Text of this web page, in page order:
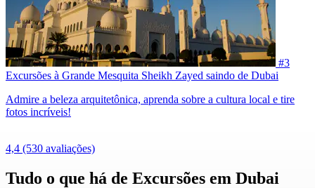
#3
Excursões à Grande Mesquita Sheikh Zayed saindo de Dubai
Admire a beleza arquitetônica, aprenda sobre a cultura local e tire
fotos incríveis!
4,4 (530 avaliações)
Tudo o que há de Excursões em Dubai